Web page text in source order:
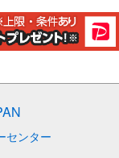
センター